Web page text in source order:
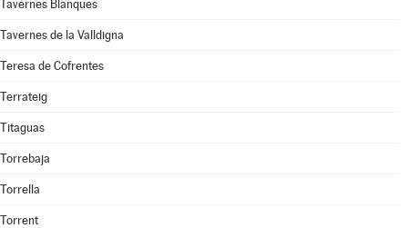
Tavernes Blanques
Tavernes de la Valldigna
Teresa de Cofrentes
Terrateig
Titaguas
Torrebaja
Torrella
Torrent